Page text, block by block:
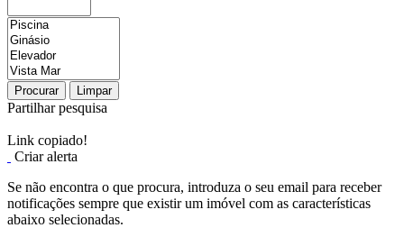
Procurar Limpar
Partilhar pesquisa
Link copiado!
Criar alerta
Se não encontra o que procura, introduza o seu email para receber
notificações sempre que existir um imóvel com as características
abaixo selecionadas.